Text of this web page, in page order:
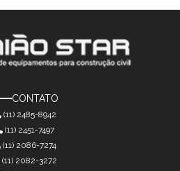
CONTATO
(11) 2485-8942
(11) 2451-7497
(11) 2086-7274
(11) 2082-3272